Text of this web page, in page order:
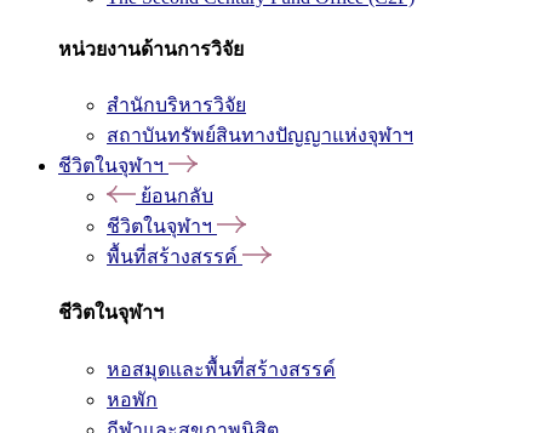
หน่วยงานด้านการวิจัย
สำนักบริหารวิจัย
สถาบันทรัพย์สินทางปัญญาแห่งจุฬาฯ
ชีวิตในจุฬาฯ
ย้อนกลับ
ชีวิตในจุฬาฯ
พื้นที่สร้างสรรค์
ชีวิตในจุฬาฯ
หอสมุดและพื้นที่สร้างสรรค์
หอพัก